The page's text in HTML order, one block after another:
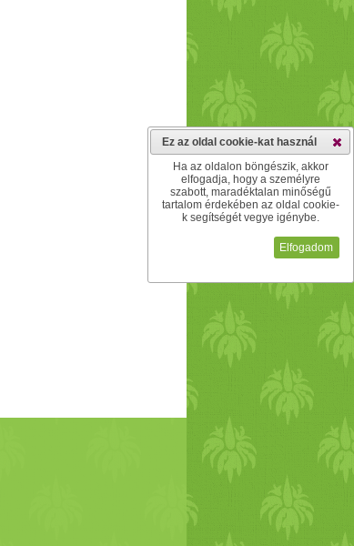
Ez az oldal cookie-kat használ
Ha az oldalon böngészik, akkor
elfogadja, hogy a személyre
szabott, maradéktalan minőségű
tartalom érdekében az oldal cookie-
k segítségét vegye igénybe.
Elfogadom